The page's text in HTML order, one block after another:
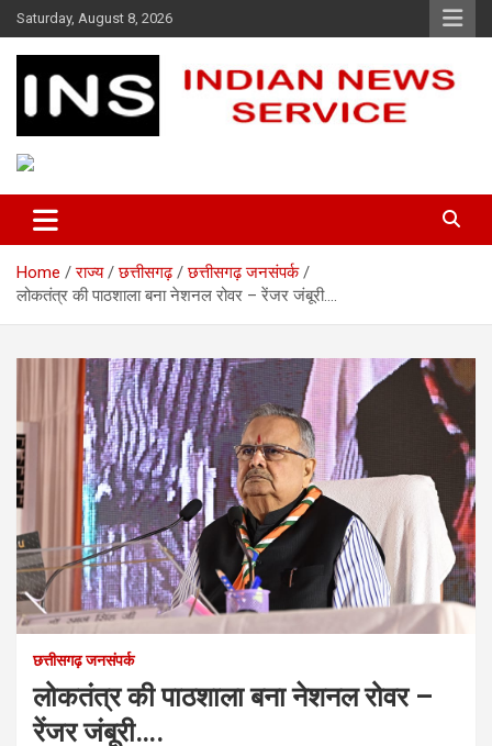
Skip
to
content
Saturday, August 8, 2026
Indian News Service
Home राज्य छत्तीसगढ़
छत्तीसगढ़ जनसंपर्क
लोकतंत्र की पाठशाला बना नेशनल रोवर – रेंजर जंबूरी….
छत्तीसगढ़ जनसंपर्क
लोकतंत्र की पाठशाला बना नेशनल रोवर –
रेंजर जंबूरी….